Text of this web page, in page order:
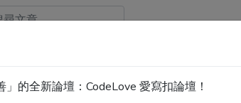
的全新論壇：CodeLove 愛寫扣論壇！